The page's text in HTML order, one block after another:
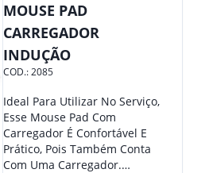
MOUSE PAD
CARREGADOR
INDUÇÃO
COD.:2085
Ideal Para Utilizar No Serviço,
Esse Mouse Pad Com
Carregador É Confortável E
Prático, Pois Também Conta
Com Uma Carregador.